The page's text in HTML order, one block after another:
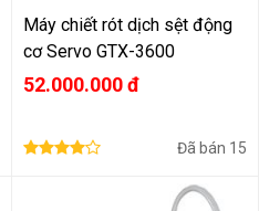
Máy chiết rót dịch sệt động
cơ Servo GTX-3600
52.000.000 đ
Đã bán 15